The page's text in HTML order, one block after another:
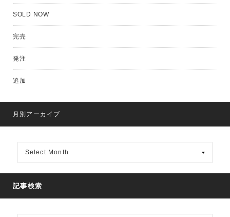
SOLD NOW
完売
発注
追加
月別アーカイブ
ア
ー
カ
イ
ブ
記事検索